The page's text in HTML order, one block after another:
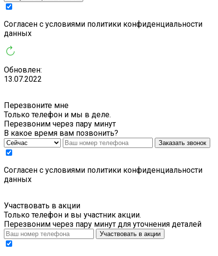
Cогласен с условиями политики конфиденциальности
данных
Обновлен:
13.07.2022
Перезвоните мне
Только телефон и мы в деле.
Перезвоним через пару минут
В какое время вам позвонить?
Заказать звонок
Cогласен с условиями политики конфиденциальности
данных
Участвовать в акции
Только телефон и вы участник акции.
Перезвоним через пару минут для уточнения деталей
Участвовать в акции